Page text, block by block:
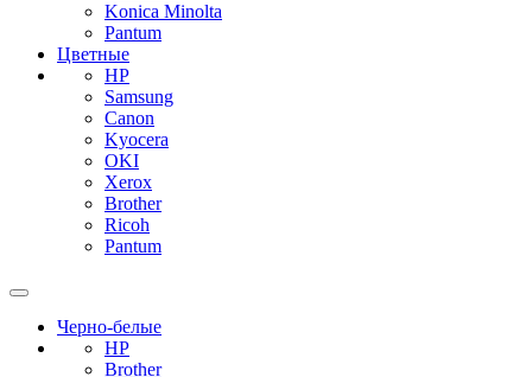
Konica Minolta
Pantum
Цветные
HP
Samsung
Canon
Kyocera
OKI
Xerox
Brother
Ricoh
Pantum
Черно-белые
HP
Brother